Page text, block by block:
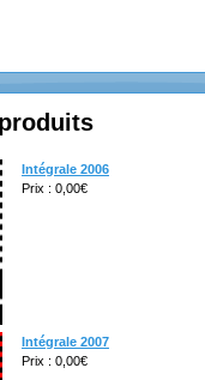
Intégrale 2006
Prix : 0,00€
Intégrale 2007
Prix : 0,00€